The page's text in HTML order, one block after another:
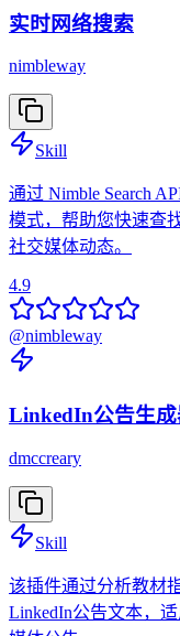
实时网络搜索
nimbleway
Skill
通过 Nimble Search
模式，帮助您快速查
社交媒体动态。
4.9
@nimbleway
LinkedIn公告生
dmccreary
Skill
该插件通过分析教材
LinkedIn公告文本，